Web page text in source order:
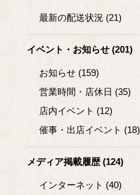
最新の配送状況 (21)
イベント・お知らせ (201)
お知らせ (159)
営業時間・店休日 (35)
店内イベント (12)
催事・出店イベント (18)
メディア掲載履歴 (124)
インターネット (40)